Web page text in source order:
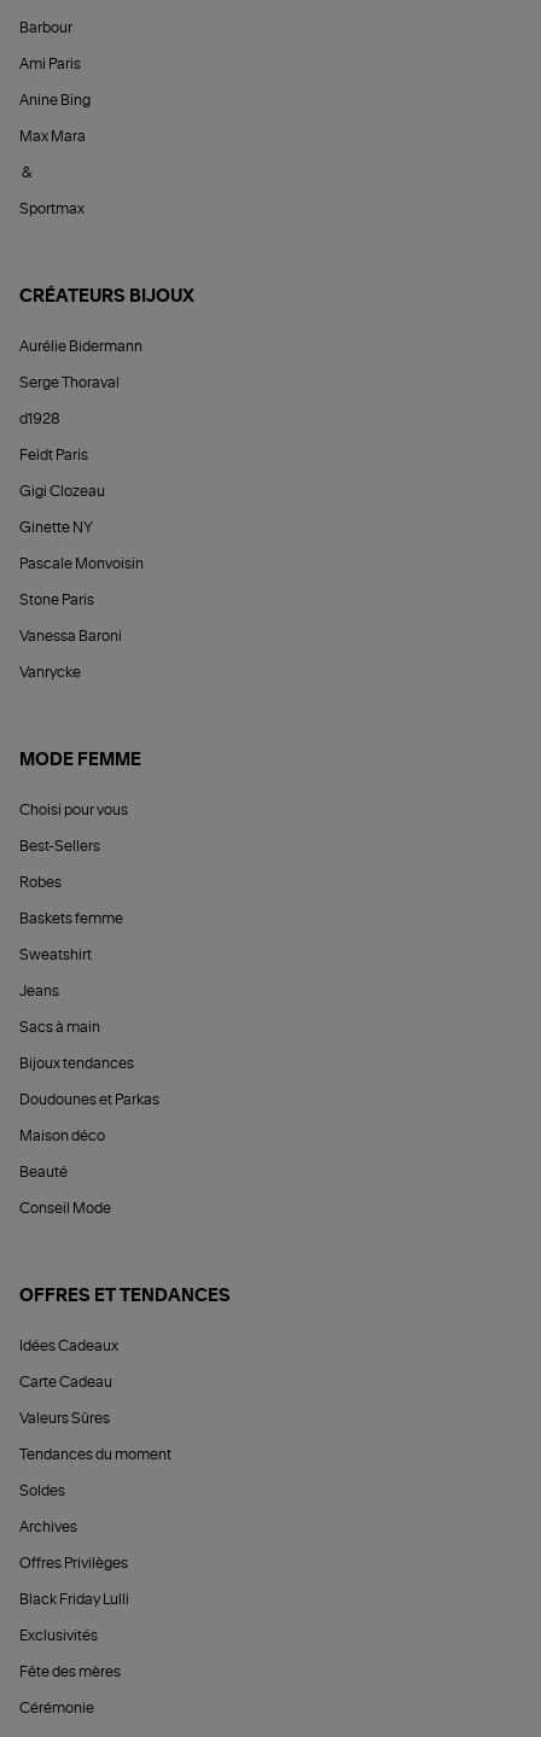
Barbour
Ami Paris
Anine Bing
Max Mara
&
Sportmax
CRÉATEURS BIJOUX
Aurélie Bidermann
Serge Thoraval
d1928
Feidt Paris
Gigi Clozeau
Ginette NY
Pascale Monvoisin
Stone Paris
Vanessa Baroni
Vanrycke
MODE FEMME
Choisi pour vous
Best-Sellers
Robes
Baskets femme
Sweatshirt
Jeans
Sacs à main
Bijoux tendances
Doudounes et Parkas
Maison déco
Beauté
Conseil Mode
OFFRES ET TENDANCES
Idées Cadeaux
Carte Cadeau
Valeurs Sûres
Tendances du moment
Soldes
Archives
Offres Privilèges
Black Friday Lulli
Exclusivités
Fête des mères
Cérémonie